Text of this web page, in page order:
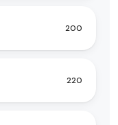
200
220